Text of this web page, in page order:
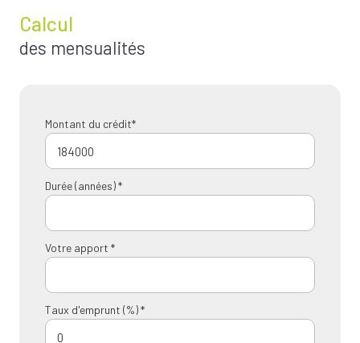
Calcul
des mensualités
Montant du crédit*
Durée (années) *
Votre apport *
Taux d'emprunt (%) *